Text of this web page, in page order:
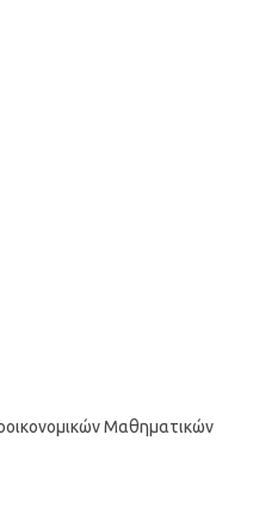
Μαθηματικών